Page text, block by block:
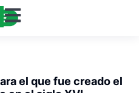
el que fue creado el